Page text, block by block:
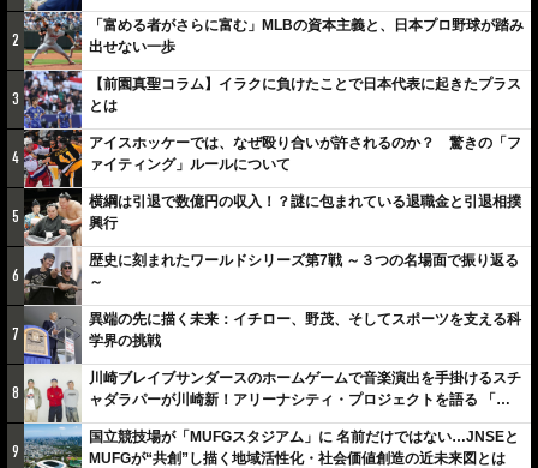
2
「富める者がさらに富む」MLBの資本主義と、日本プロ野球が踏み
出せない一歩
3
【前園真聖コラム】イラクに負けたことで日本代表に起きたプラス
とは
4
アイスホッケーでは、なぜ殴り合いが許されるのか？ 驚きの「フ
ァイティング」ルールについて
5
横綱は引退で数億円の収入！？謎に包まれている退職金と引退相撲
興行
6
歴史に刻まれたワールドシリーズ第7戦 ～３つの名場面で振り返る
～
7
異端の先に描く未来：イチロー、野茂、そしてスポーツを支える科
学界の挑戦
8
川崎ブレイブサンダースのホームゲームで音楽演出を手掛けるスチ
ャダラパーが川崎新！アリーナシティ・プロジェクトを語る 「楽
しみでしかないでしょ。川崎は、ずっと成長曲線だから」
9
国立競技場が「MUFGスタジアム」に 名前だけではない…JNSEと
MUFGが“共創”し描く地域活性化・社会価値創造の近未来図とは